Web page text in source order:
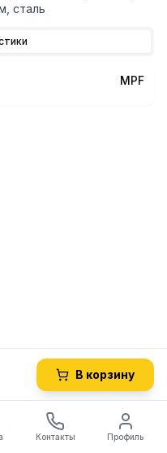
сталь
MPF
В корзину
Контакты Профиль